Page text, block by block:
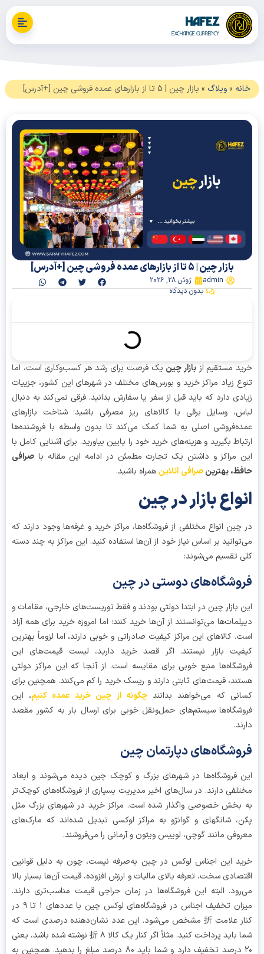
»وبلاگ»بازار چین | 5 تا از بازارهای عمده فروشی چین [+آدرس]
بازار چین | 5 تا از بازارهای عمده فروشی چین [+آدرس]
admin
ژوئن 28, 2026
بدون دیدگاه
مستقیم ازبازار چینیک فرصت برای رشد هر کسب‌وکاری است، اما
زیاد مراکز خرید و بورس‌های مختلف در شهرهای این کشور، جزییات
دارد که باید قبل از سفر یا سفارش بدانید. فرقی نمی‌کند به دنبال
وسایل برقی یا کالاهای ریز مصرفی باشید؛ شناخت بازارهای
اصلی به شما کمک می‌کند تا بدون واسطه با فروشنده‌ها
بگیرید و هزینه‌های خرید خود را پایین بیاورید. برای آشنایی کامل با
مراکز و داشتن یک تجارت مطمئن در ادامه این مقاله باصرافی
بهترینصرافی آنلاینهمراه باشید.
بازار در چین
انواع مختلفی از فروشگاه‌ها، مراکز خرید و غرفه‌ها وجود دارند که
بر اساس نیاز خود از آن‌ها استفاده کنید. این مراکز به چند دسته
تقسیم می‌شوند:
دوستی در چین
بازار چین در ابتدا دولتی بودند و فقط توریست‌های خارجی، مقامات و
می‌توانستند از آن‌ها خرید کنند؛ اما امروزه خرید برای همه آزاد
کالاهای این مراکز کیفیت صادراتی و خوبی دارند، اما لزوماً بهترین
بازار نیستند. اگر قصد خرید دارید، لیست قیمت‌های این
منبع خوبی برای مقایسه است. از آنجا که این مراکز دولتی
قیمت‌های ثابتی دارند و ریسک خرید را کم می‌کنند. همچنین برای
که می‌خواهند بدانندچگونه از چین خرید عمده کنیم ، این
سیستم‌های حمل‌ونقل خوبی برای ارسال بار به کشور مقصد
دپارتمان چین
فروشگاه‌ها در شهرهای بزرگ و کوچک چین دیده می‌شوند و ابعاد
دارند. در سال‌های اخیر مدیریت بسیاری از فروشگاه‌های کوچک‌تر
بخش خصوصی واگذار شده است. مراکز خرید در شهرهای بزرگ مثل
شانگهای و گوانژو به مراکز لوکسی تبدیل شده‌اند که مارک‌های
مانند گوچی، لوییس ویتون و آرمانی را می‌فروشند.
این اجناس لوکس در چین به‌صرفه نیست، چون به دلیل قوانین
سخت، تعرفه بالای مالیات و ارزش افزوده، قیمت آن‌ها بسیار بالا
البته این فروشگاه‌ها در زمان حراجی قیمت مناسب‌تری دارند.
میزان تخفیف اجناس در فروشگاه‌های لوکس چین با عددهای ۱ تا ۹ در
کنار علامت 折 مشخص می‌شود. این عدد نشان‌دهنده درصدی است که
شما باید پرداخت کنید. مثلاً اگر کنار یک کالا ۸ 折 نوشته شده باشد، یعنی
۲۰ درصد تخفیف دارد و شما باید ۸۰ درصد مبلغ را بدهید. همچنین به